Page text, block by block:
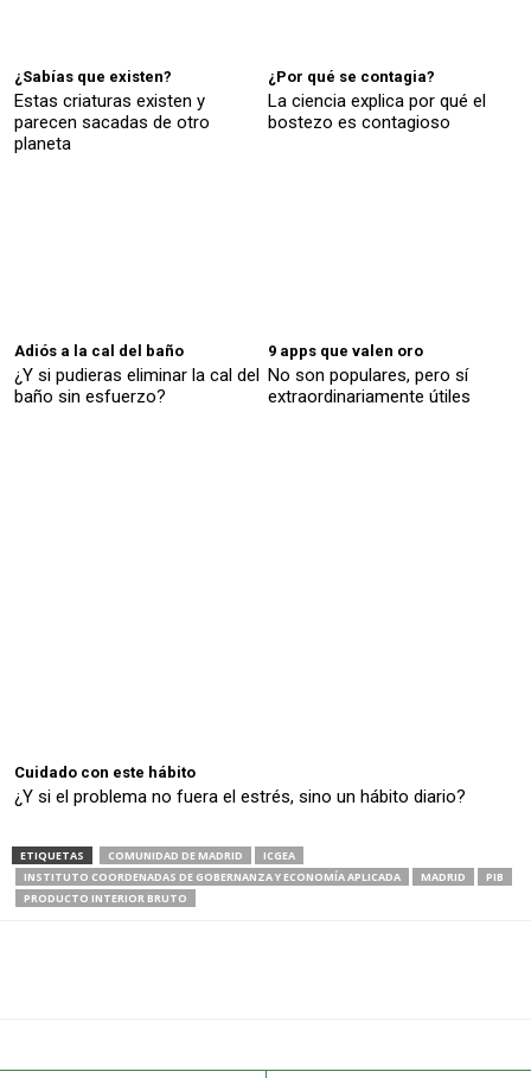
¿Sabías que existen?
Estas criaturas existen y
parecen sacadas de otro
planeta
¿Por qué se contagia?
La ciencia explica por qué el
bostezo es contagioso
Adiós a la cal del baño
¿Y si pudieras eliminar la cal del
baño sin esfuerzo?
9 apps que valen oro
No son populares, pero sí
extraordinariamente útiles
Cuidado con este hábito
¿Y si el problema no fuera el estrés, sino un hábito diario?
ETIQUETAS COMUNIDAD DE MADRID
ICGEA
INSTITUTO COORDENADAS DE GOBERNANZA Y ECONOMÍA APLICADA
MADRID
PIB
PRODUCTO INTERIOR BRUTO